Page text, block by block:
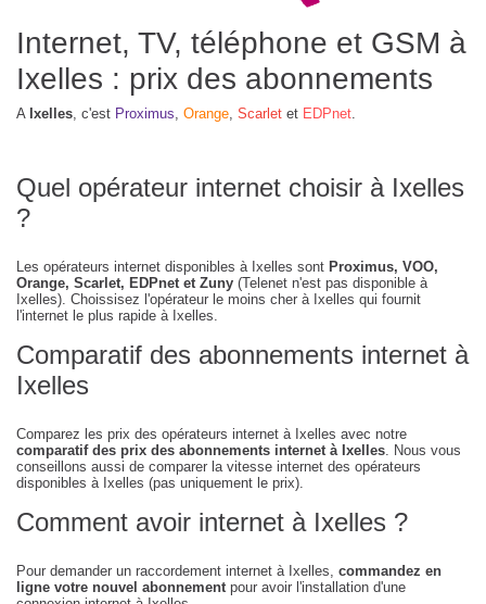
Internet, TV, téléphone et GSM à
Ixelles : prix des abonnements
A Ixelles, c'est Proximus, Orange, Scarlet et EDPnet.
Quel opérateur internet choisir à Ixelles
?
Les opérateurs internet disponibles à Ixelles sont Proximus, VOO,
Orange, Scarlet, EDPnet et Zuny (Telenet n'est pas disponible à
Ixelles). Choissisez l'opérateur le moins cher à Ixelles qui fournit
l'internet le plus rapide à Ixelles.
Comparatif des abonnements internet à
Ixelles
Comparez les prix des opérateurs internet à Ixelles avec notre
comparatif des prix des abonnements internet à Ixelles. Nous vous
conseillons aussi de comparer la vitesse internet des opérateurs
disponibles à Ixelles (pas uniquement le prix).
Comment avoir internet à Ixelles ?
Pour demander un raccordement internet à Ixelles, commandez en
ligne votre nouvel abonnementpour avoir l'installation d'une